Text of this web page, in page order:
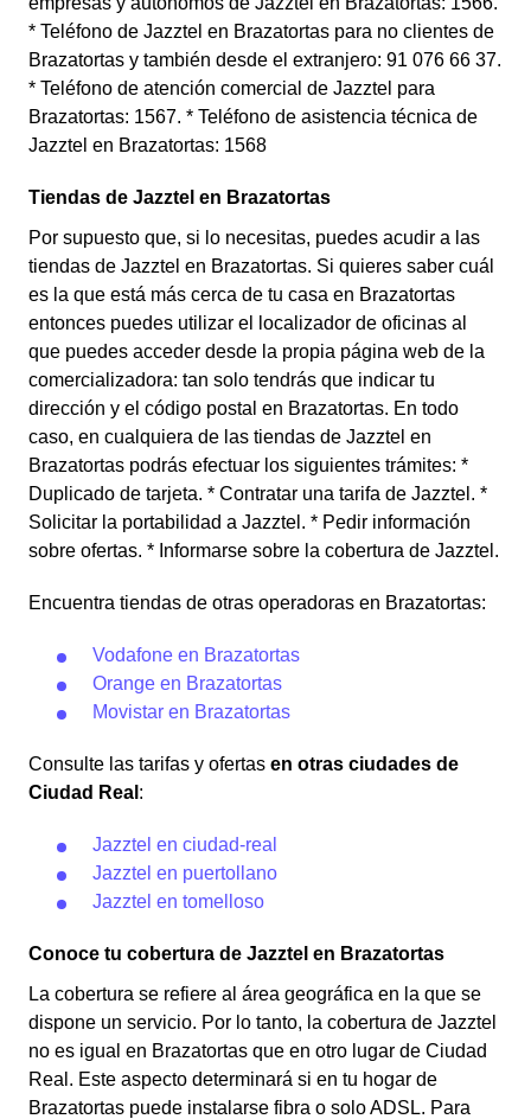
* Teléfono de Jazztel en Brazatortas para no clientes de
Brazatortas y también desde el extranjero: 91 076 66 37.
* Teléfono de atención comercial de Jazztel para
Brazatortas: 1567. * Teléfono de asistencia técnica de
Jazztel en Brazatortas: 1568
Tiendas de Jazztel en Brazatortas
Por supuesto que, si lo necesitas, puedes acudir a las
tiendas de Jazztel en Brazatortas. Si quieres saber cuál
es la que está más cerca de tu casa en Brazatortas
entonces puedes utilizar el localizador de oficinas al
que puedes acceder desde la propia página web de la
comercializadora: tan solo tendrás que indicar tu
dirección y el código postal en Brazatortas. En todo
caso, en cualquiera de las tiendas de Jazztel en
Brazatortas podrás efectuar los siguientes trámites: *
Duplicado de tarjeta. * Contratar una tarifa de Jazztel. *
Solicitar la portabilidad a Jazztel. * Pedir información
sobre ofertas. * Informarse sobre la cobertura de Jazztel.
Encuentra tiendas de otras operadoras en Brazatortas:
Vodafone en Brazatortas
Orange en Brazatortas
Movistar en Brazatortas
Consulte las tarifas y ofertas en otras ciudades de
Ciudad Real :
Jazztel en ciudad-real
Jazztel en puertollano
Jazztel en tomelloso
Conoce tu cobertura de Jazztel en Brazatortas
La cobertura se refiere al área geográfica en la que se
dispone un servicio. Por lo tanto, la cobertura de Jazztel
no es igual en Brazatortas que en otro lugar de Ciudad
Real. Este aspecto determinará si en tu hogar de
Brazatortas puede instalarse fibra o solo ADSL. Para